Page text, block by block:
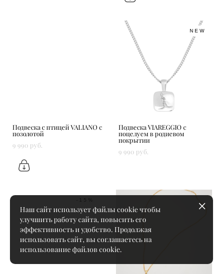
Подвеска с птицей VALIANO с
позолотой
9 990 pуб.
NEW
Подвеска VIAREGGIO с
поцелуем в родиевом
покрытии
9 990 pуб.
-15%
Наш сайт использует файлы cookie чтобы
улучшить работу сайта, повысить его
эффективность и удобство. Продолжая
использовать сайт, вы соглашаетесь на
использование файлов cookie.